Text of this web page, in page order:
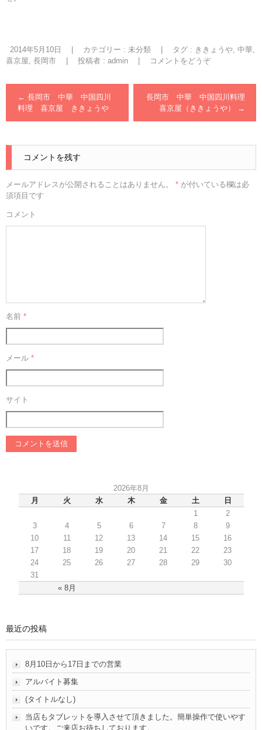
2014年5月10日 カテゴリー : 未分類 タグ : ききょうや, 中華,
喜京屋, 長岡市 投稿者 : admin コメントをどうぞ
← 長岡市 中華 中国四川
料理 喜京屋 ききょうや
長岡市 中華 中国四川料理
喜京屋（ききょうや）
→
コメントを残す
メールアドレスが公開されることはありません。 * が付いている欄は必
須項目です
コメント
名前 *
メール *
サイト
2026年8月
月
火 水 木 金 土 日
« 8月
1
2
3
4 5 6 7 8
9
10
11 12 13 14 15
16
17
18 19 20 21 22
23
24
25 26 27 28 29
30
31
最近の投稿
8月10日から17日までの営業
アルバイト募集
(タイトルなし)
当店もタブレットを導入させて頂きました。簡単操作で使いやす
いです。ご来店お待ちしております。